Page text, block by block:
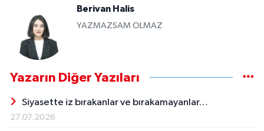
Berivan Halis
YAZMAZSAM OLMAZ
Yazarın Diğer Yazıları
Siyasette iz bırakanlar ve bırakamayanlar…
27.07.2026